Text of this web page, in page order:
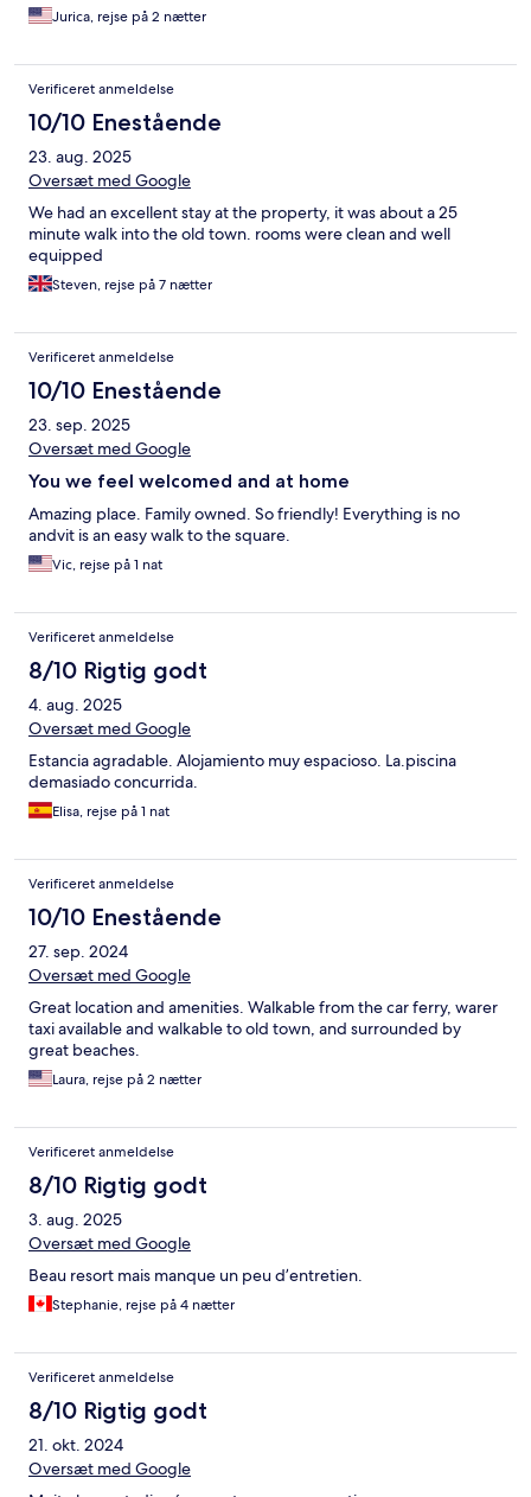
Jurica, rejse på 2 nætter
Verificeret anmeldelse
10/10 Enestående
23. aug. 2025
Oversæt med Google
We had an excellent stay at the property, it was about a 25
minute walk into the old town. rooms were clean and well
equipped
Steven, rejse på 7 nætter
Verificeret anmeldelse
10/10 Enestående
23. sep. 2025
Oversæt med Google
You we feel welcomed and at home
Amazing place. Family owned. So friendly! Everything is no
andvit is an easy walk to the square.
Vic, rejse på 1 nat
Verificeret anmeldelse
8/10 Rigtig godt
4. aug. 2025
Oversæt med Google
Estancia agradable. Alojamiento muy espacioso. La.piscina
demasiado concurrida.
Elisa, rejse på 1 nat
Verificeret anmeldelse
10/10 Enestående
27. sep. 2024
Oversæt med Google
Great location and amenities. Walkable from the car ferry, warer
taxi available and walkable to old town, and surrounded by
great beaches.
Laura, rejse på 2 nætter
Verificeret anmeldelse
8/10 Rigtig godt
3. aug. 2025
Oversæt med Google
Beau resort mais manque un peu d’entretien.
Stephanie, rejse på 4 nætter
Verificeret anmeldelse
8/10 Rigtig godt
21. okt. 2024
Oversæt med Google